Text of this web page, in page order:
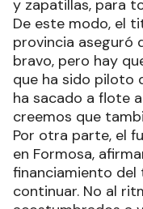
y zapatillas, para
De este modo, el
provincia aseguró
bravo, pero hay
que ha sido piloto
ha sacado a flote
creemos que
Por otra parte, el
en Formosa,
financiamiento del
continuar. No al